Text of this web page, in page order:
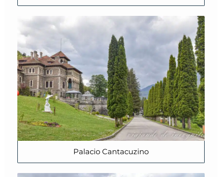
Palacio Cantacuzino